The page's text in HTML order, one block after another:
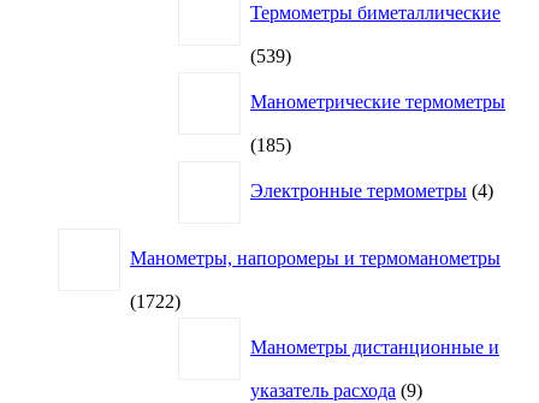
Термометры биметаллические
539539
Манометрические термометры
185185
Электронные термометры 4товара
Манометры, напоромеры и термоманометры
17221722
Манометры дистанционные и
указатель расхода 99